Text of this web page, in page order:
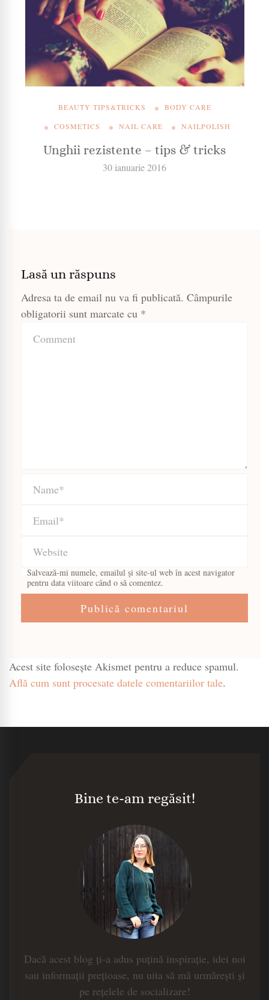
BEAUTY TIPS&TRICKS
BODY CARE
COSMETICS
NAIL CARE NAILPOLISH
Unghii rezistente – tips & tricks
30 ianuarie 2016
Lasă un răspuns
Adresa ta de email nu va fi publicată. Câmpurile
obligatorii sunt marcate cu *
Salvează-mi numele, emailul și site-ul web în acest navigator
pentru data viitoare când o să comentez.
Acest site folosește Akismet pentru a reduce spamul.
Află cum sunt procesate datele comentariilor tale.
Bine te-am regăsit!
Dacă acest blog ți-a adus puțină inspirație, idei noi
sau informații prețioase, nu uita să mă urmărești și
pe rețelele de socializare!